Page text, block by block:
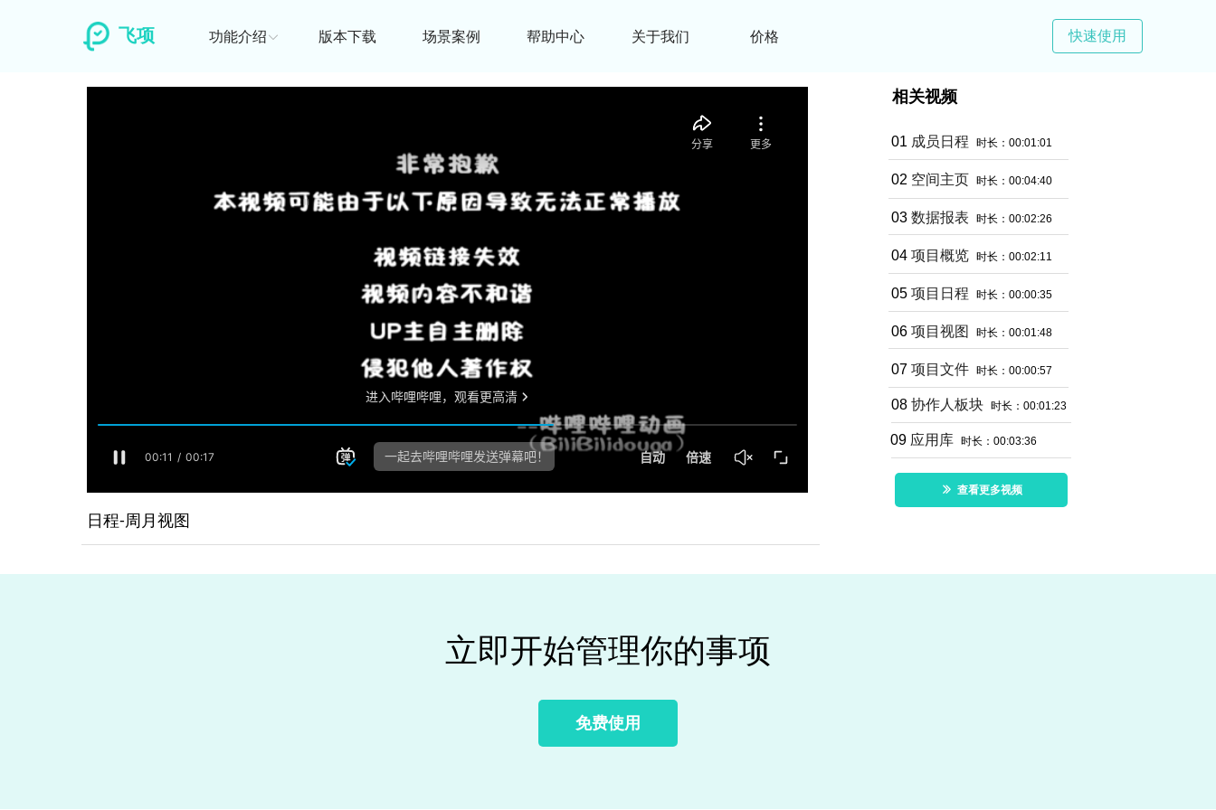
版本下载 场景案例 帮助中心 关于我们 价格 快速使用
ꄳ
飞项 功能介绍
相关视频
ꅀ 查看更多视频
日程-周月视图
09 应用库 时长：00:03:36
01 成员日程 时长：00:01:01
02 空间主页 时长：00:04:40
03 数据报表 时长：00:02:26
04 项目概览 时长：00:02:11
05 项目日程 时长：00:00:35
06 项目视图 时长：00:01:48
07 项目文件 时长：00:00:57
08 协作人板块 时长：00:01:23
立即开始管理你的事项
免费使用